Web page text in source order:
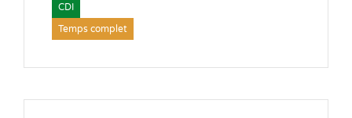
CDI
Temps complet